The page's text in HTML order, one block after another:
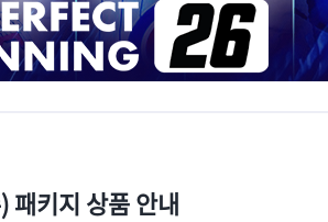
패키지 상품 안내